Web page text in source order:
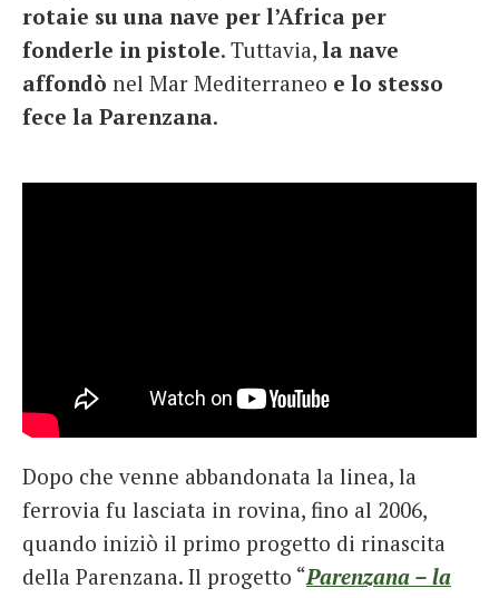
rotaie su una nave per l’Africa per
fonderle in pistole. Tuttavia, la nave
affondò nel Mar Mediterraneo e lo stesso
fece la Parenzana.
Dopo che venne abbandonata la linea, la
ferrovia fu lasciata in rovina, fino al 2006,
quando iniziò il primo progetto di rinascita
della Parenzana. Il progetto “Parenzana – la